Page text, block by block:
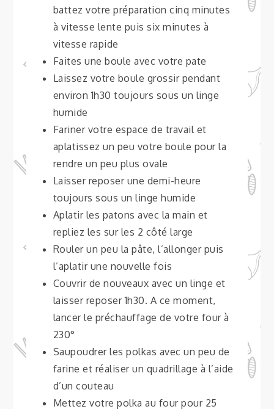
battez votre préparation cinq minutes
à vitesse lente puis six minutes à
vitesse rapide
Faites une boule avec votre pate
Laissez votre boule grossir pendant
environ 1h30 toujours sous un linge
humide
Fariner votre espace de travail et
aplatissez un peu votre boule pour la
rendre un peu plus ovale
Laisser reposer une demi-heure
toujours sous un linge humide
Aplatir les patons avec la main et
repliez les sur les 2 côté large
Rouler un peu la pâte, l’allonger puis
l’aplatir une nouvelle fois
Couvrir de nouveaux avec un linge et
laisser reposer 1h30. A ce moment,
lancer le préchauffage de votre four à
230°
Saupoudrer les polkas avec un peu de
farine et réaliser un quadrillage à l’aide
d’un couteau
Mettez votre polka au four pour 25